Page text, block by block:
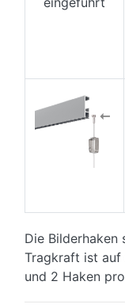
Die
Tragkraft ist auf
und 2 Haken